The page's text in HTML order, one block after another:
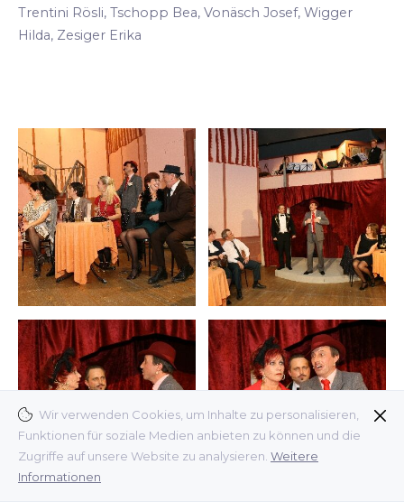
Wir verwenden Cookies, um Inhalte zu personalisieren,
Funktionen für soziale Medien anbieten zu können und die
Zugriffe auf unsere Website zu analysieren. Weitere
Informationen
Trentini Rösli, Tschopp Bea, Vonäsch Josef, Wigger
Hilda, Zesiger Erika